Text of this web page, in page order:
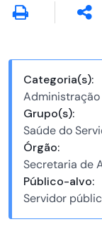
Categoria(s):
Administração
Grupo(s):
Saúde do
Órgão:
Secretaria de
Público-alvo:
Servidor